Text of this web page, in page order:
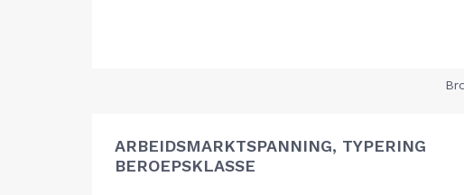
ARBEIDSMARKTSPANNING, TYPERING
BEROEPSKLASSE